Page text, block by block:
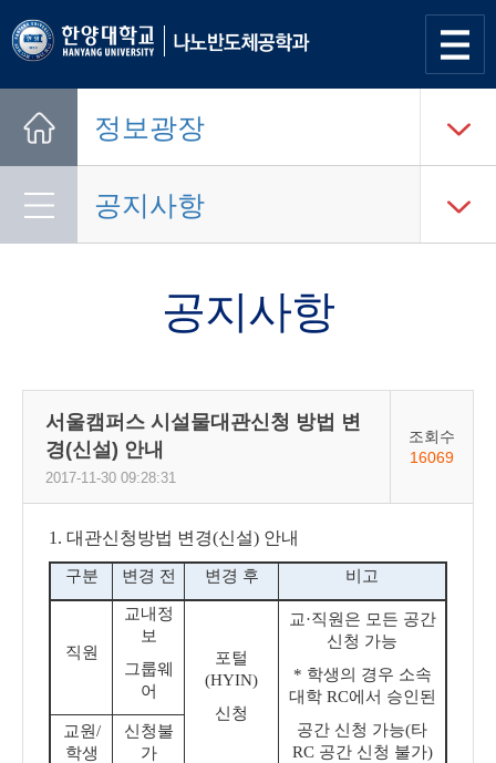
사이트
정보광장
공지사항
공지사항
서울캠퍼스 시설물대관신청 방법 변
경(신설) 안내
2017-11-30 09:28:31
조회수
16069
1. 대관신청방법 변경(신설) 안내
구분 변경 전 변경 후 비고
직원
교내정
보
그룹웨
어
포털
(HYIN)
신청
교·직원은 모든 공간
신청 가능
* 학생의 경우 소속
대학 RC에서 승인된
공간 신청 가능(타
RC 공간 신청 불가)
교원/
학생
신청불
가